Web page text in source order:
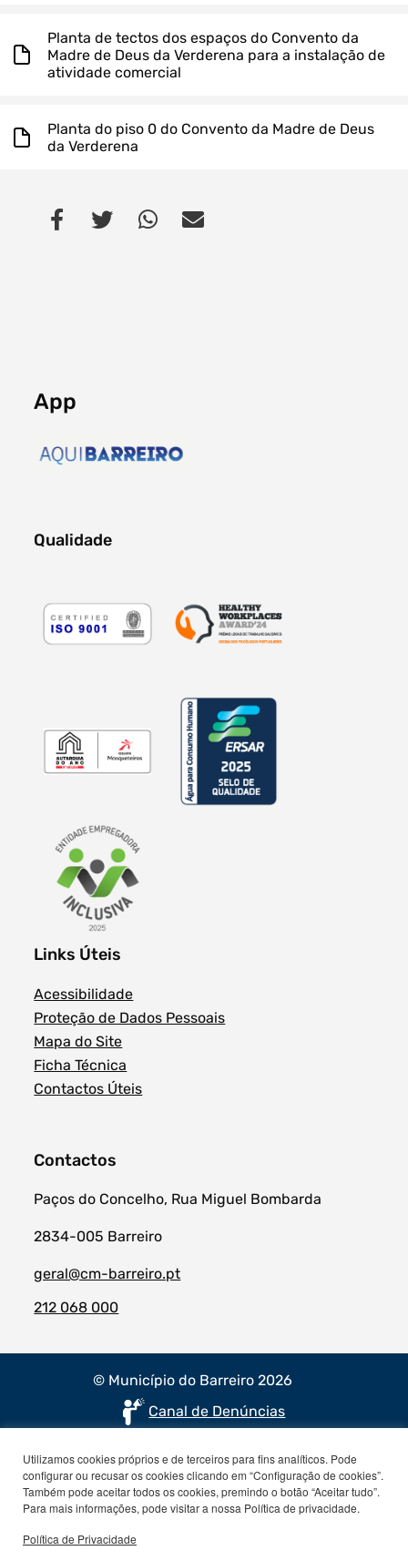
Planta de tectos dos espaços do Convento da
Madre de Deus da Verderena para a instalação de
atividade comercial
Planta do piso 0 do Convento da Madre de Deus
da Verderena
App
Qualidade
Links Úteis
Acessibilidade
Proteção de Dados Pessoais
Mapa do Site
Ficha Técnica
Contactos Úteis
Contactos
Paços do Concelho, Rua Miguel Bombarda
2834-005 Barreiro
geral@cm-barreiro.pt
212 068 000
© Município do Barreiro 2026
Canal de Denúncias
Utilizamos cookies próprios e de terceiros para fins analíticos. Pode
configurar ou recusar os cookies clicando em “Configuração de cookies”.
Também pode aceitar todos os cookies, premindo o botão “Aceitar tudo”.
Para mais informações, pode visitar a nossa Política de privacidade.
Política de Privacidade